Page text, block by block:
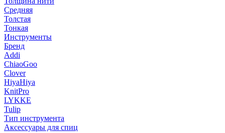
Средняя
Толстая
Тонкая
Инструменты
Бренд
Addi
ChiaoGoo
Clover
HiyaHiya
KnitPro
LYKKE
Tulip
Тип инструмента
Аксессуары для спиц